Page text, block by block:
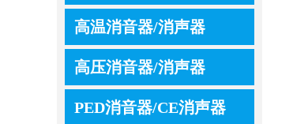
高温消音器/消声器
高压消音器/消声器
PED消音器/CE消声器